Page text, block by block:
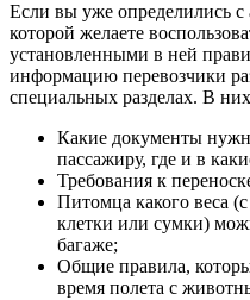
Если вы уже определились
которой желаете
установленными в ней
информацию перевозчики
специальных разделах. В
Какие документы
пассажиру, где и в
Требования к
Питомца какого веса
клетки или сумки)
багаже;
Общие правила,
время полета с